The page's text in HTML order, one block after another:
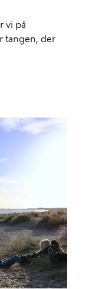
vi på
tangen, der